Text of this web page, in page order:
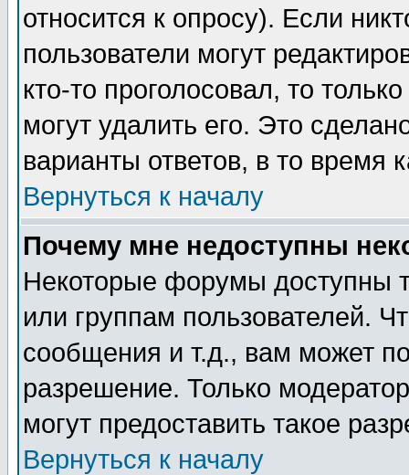
относится к опросу). Если
пользователи могут
кто-то проголосовал, то
могут удалить его. Это
варианты ответов, в то время
Вернуться к началу
Почему мне недоступны
Некоторые форумы доступны
или группам пользователей.
сообщения и т.д., вам может
разрешение. Только
могут предоставить такое
Вернуться к началу